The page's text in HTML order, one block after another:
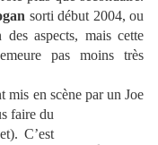
sorti début 2004, ou
des aspects, mais cette
pas moins très
en scène par un Joe
faire du
C’est